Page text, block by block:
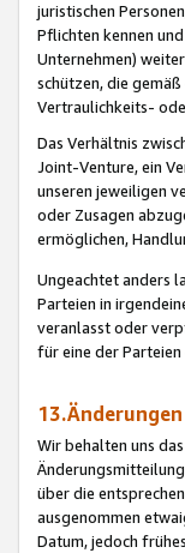
juristischen
Pflichten kennen
Unternehmen)
schützen, die
Vertraulichkeits-
Das Verhältnis
Joint-Venture, ein
unseren jeweiligen
oder Zusagen
ermöglichen,
Ungeachtet anders
Parteien in
veranlasst oder
für eine der
13.Änderungen
Wir behalten uns
über die
ausgenommen
Datum, jedoch